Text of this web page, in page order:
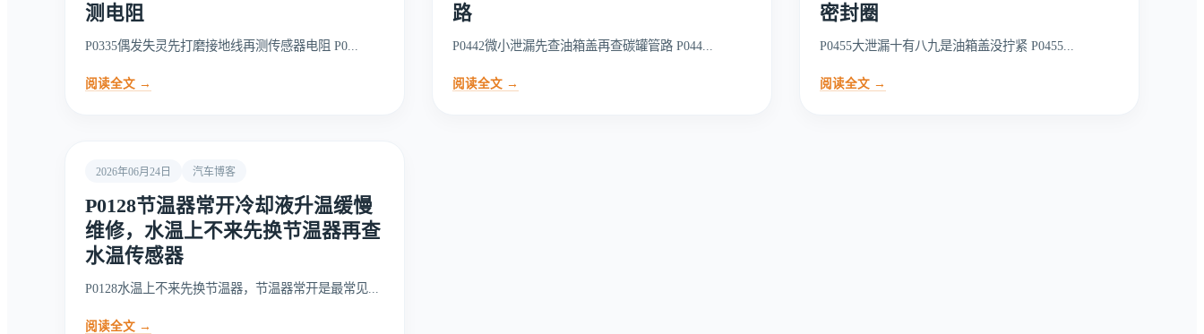
测电阻
P0335偶发失灵先打磨接地线再测传感器电阻 P0...
阅读全文 →
路
P0442微小泄漏先查油箱盖再查碳罐管路 P044...
阅读全文 →
密封圈
P0455大泄漏十有八九是油箱盖没拧紧 P0455...
阅读全文 →
2026年06月24日 汽车博客
P0128节温器常开冷却液升温缓慢
维修，水温上不来先换节温器再查
水温传感器
P0128水温上不来先换节温器，节温器常开是最常见...
阅读全文 →